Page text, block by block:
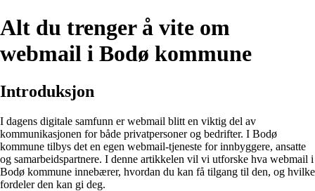
Alt du trenger å vite om
webmail i Bodø kommune
Introduksjon
I dagens digitale samfunn er webmail blitt en viktig del av
kommunikasjonen for både privatpersoner og bedrifter. I Bodø
kommune tilbys det en egen webmail-tjeneste for innbyggere, ansatte
og samarbeidspartnere. I denne artikkelen vil vi utforske hva webmail i
Bodø kommune innebærer, hvordan du kan få tilgang til den, og hvilke
fordeler den kan gi deg.